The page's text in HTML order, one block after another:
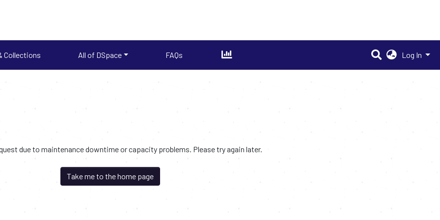
Collections All of DSpace FAQs Log In
due to maintenance downtime or capacity problems. Please try again later.
Take me to the home page